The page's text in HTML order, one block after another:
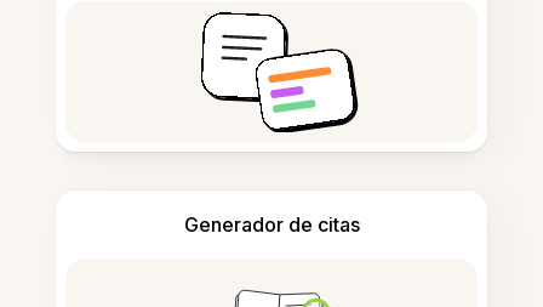
Generador de citas